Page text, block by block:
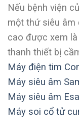
Nếu bệnh viện
một thứ siêu âm
cao được xem
thanh thiết bị
Máy điện tim
Máy siêu âm
Máy siêu âm
Máy soi cổ tử